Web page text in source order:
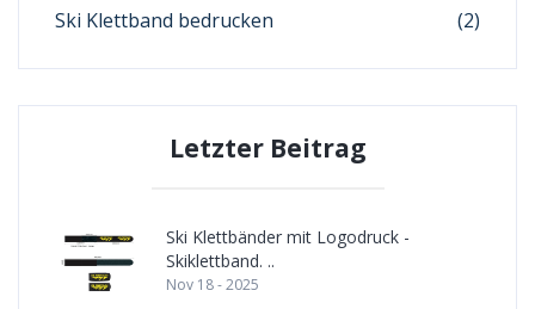
Ski Klettband bedrucken
(2)
Letzter Beitrag
Ski Klettbänder mit Logodruck -
Skiklettband. ..
Nov 18 - 2025